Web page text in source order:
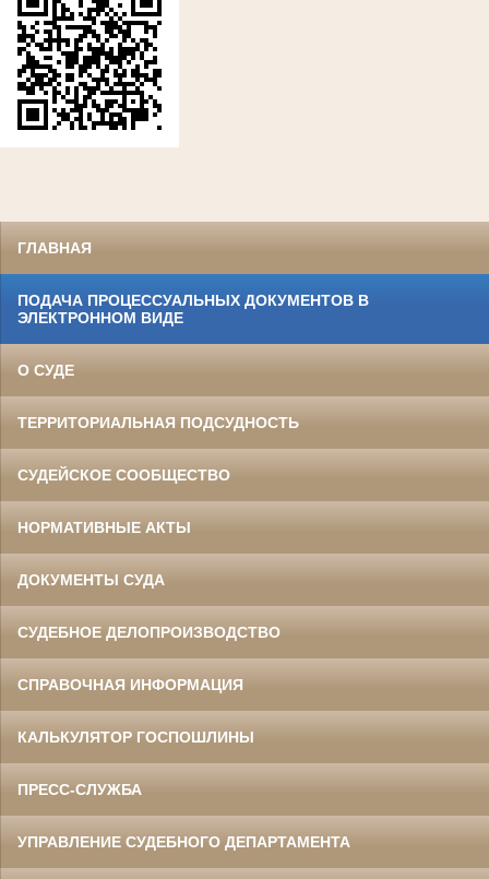
ГЛАВНАЯ
ПОДАЧА ПРОЦЕССУАЛЬНЫХ ДОКУМЕНТОВ В
ЭЛЕКТРОННОМ ВИДЕ
О СУДЕ
ТЕРРИТОРИАЛЬНАЯ ПОДСУДНОСТЬ
СУДЕЙСКОЕ СООБЩЕСТВО
НОРМАТИВНЫЕ АКТЫ
ДОКУМЕНТЫ СУДА
СУДЕБНОЕ ДЕЛОПРОИЗВОДСТВО
СПРАВОЧНАЯ ИНФОРМАЦИЯ
КАЛЬКУЛЯТОР ГОСПОШЛИНЫ
ПРЕСС-СЛУЖБА
УПРАВЛЕНИЕ СУДЕБНОГО ДЕПАРТАМЕНТА